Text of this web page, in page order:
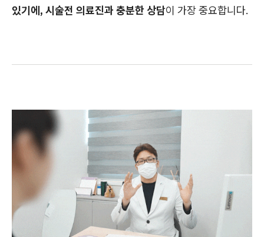
있기에, 시술전 의료진과 충분한 상담이 가장 중요합니다.